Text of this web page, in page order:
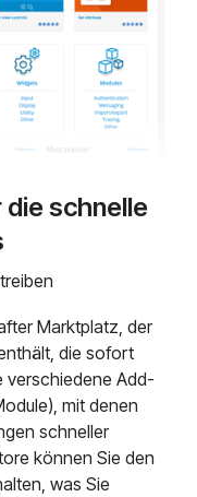
schnelle
Marktplatz, der
die sofort
verschiedene Add-
mit denen
schneller
können Sie den
was Sie